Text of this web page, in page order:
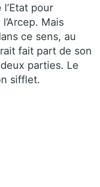
pour
Mais
ce sens, au
fait part de son
parties. Le
sifflet.